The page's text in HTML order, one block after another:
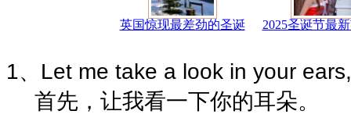
英国惊现最差劲的圣诞 2025圣诞节最
1、Let me take a look in your
首先，让我看一下你的耳朵。